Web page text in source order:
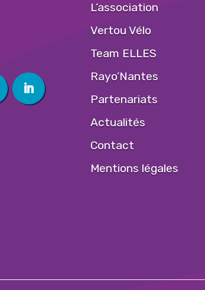
L’association
Vertou Vélo
Team ELLES
Rayo’Nantes
Partenariats
Actualités
Contact
Mentions légales